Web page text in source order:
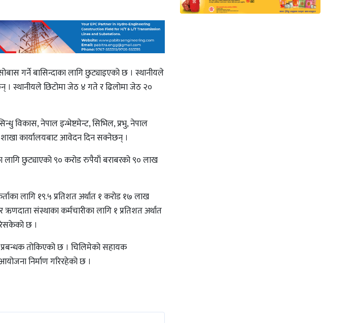
गर्ने बासिन्दाका लागि छुट्याइएको छ । स्थानीयले
स्थानीयले छिटोमा जेठ ४ गते र ढिलोमा जेठ २०
विकास, नेपाल इन्भेष्टमेन्ट, सिभिल, प्रभु, नेपाल
कार्यालयबाट आवेदन दिन सक्नेछन् ।
छुट्याएको ९० करोड रुपैयाँ बराबरको ९० लाख
लागि १९.५ प्रतिशत अर्थात १ करोड १७ लाख
संस्थाका कर्मचारीका लागि १ प्रतिशत अर्थात
छ ।
तोकिएको छ । चिलिमेको सहायक
निर्माण गरिरहेको छ ।